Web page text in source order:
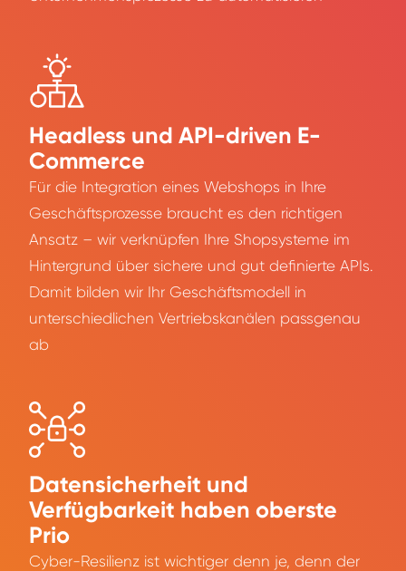
Headless und API-driven E-
Commerce
Für die Integration eines Webshops in Ihre
Geschäftsprozesse braucht es den richtigen
Ansatz – wir verknüpfen Ihre Shopsysteme im
Hintergrund über sichere und gut definierte APIs.
Damit bilden wir Ihr Geschäftsmodell in
unterschiedlichen Vertriebskanälen passgenau
ab
Datensicherheit und
Verfügbarkeit haben oberste
Prio
Cyber-Resilienz ist wichtiger denn je, denn der